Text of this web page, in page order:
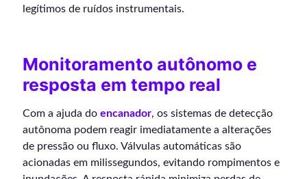
legítimos de ruídos instrumentais.
Monitoramento autônomo e
resposta em tempo real
Com a ajuda do encanador, os sistemas de detecção
autônoma podem reagir imediatamente a alterações
de pressão ou fluxo. Válvulas automáticas são
acionadas em milissegundos, evitando rompimentos e